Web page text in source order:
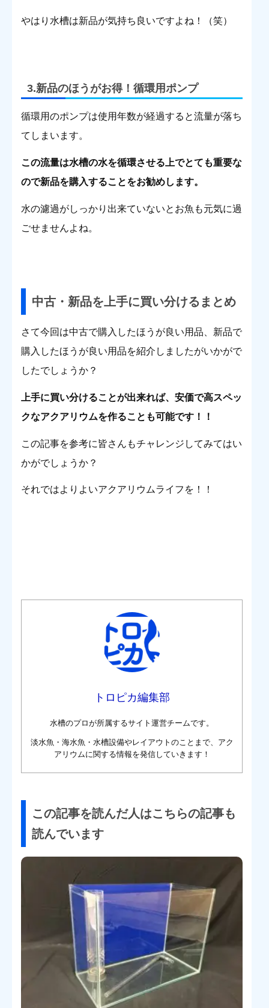
やはり水槽は新品が気持ち良いですよね！（笑）
3.新品のほうがお得！循環用ポンプ
循環用のポンプは使用年数が経過すると流量が落ち
てしまいます。
この流量は水槽の水を循環させる上でとても重要な
ので新品を購入することをお勧めします。
水の濾過がしっかり出来ていないとお魚も元気に過
ごせませんよね。
中古・新品を上手に買い分けるまとめ
さて今回は中古で購入したほうが良い用品、新品で
購入したほうが良い用品を紹介しましたがいかがで
したでしょうか？
上手に買い分けることが出来れば、安価で高スペッ
クなアクアリウムを作ることも可能です！！
この記事を参考に皆さんもチャレンジしてみてはい
かがでしょうか？
それではよりよいアクアリウムライフを！！
トロピカ編集部
水槽のプロが所属するサイト運営チームです。
淡水魚・海水魚・水槽設備やレイアウトのことまで、アク
アリウムに関する情報を発信していきます！
この記事を読んだ人はこちらの記事も
読んでいます